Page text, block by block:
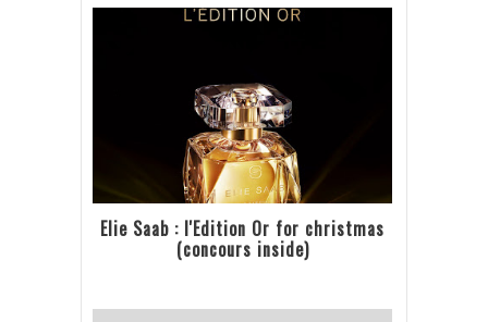
Elie Saab : l'Edition Or for christmas
(concours inside)